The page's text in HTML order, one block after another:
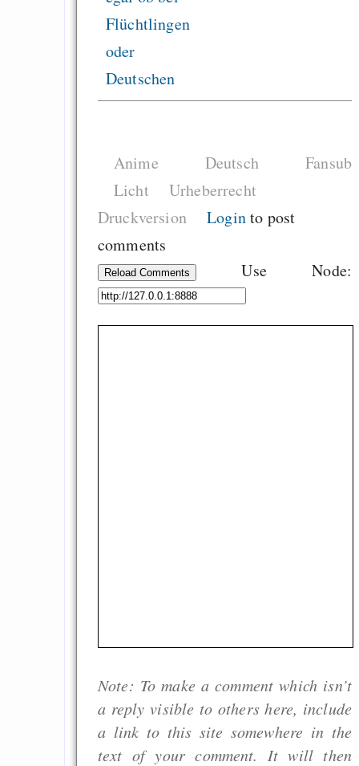
Flüchtlingen
oder
Deutschen
Anime Deutsch
Fansub
Licht
Urheberrecht
Druckversion
Loginto post
comments
Reload Comments Use Node:
Note: To make a comment which isn’t
a reply visible to others here, include
a link to this site somewhere in the
text of your comment. It will then